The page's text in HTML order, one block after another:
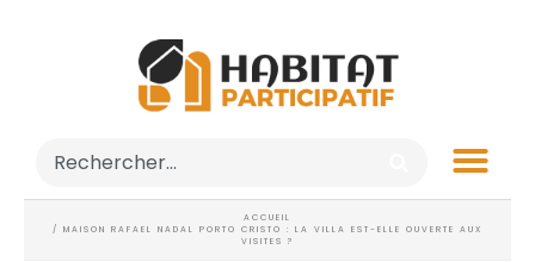
ACCUEIL
/ MAISON RAFAEL NADAL PORTO CRISTO : LA VILLA EST-ELLE OUVERTE AUX
VISITES ?